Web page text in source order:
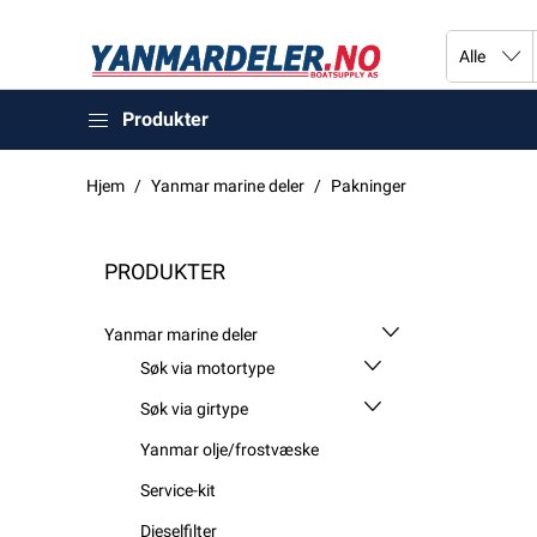
Produkter
Hjem Yanmar marine deler Pakninger
PRODUKTER
Yanmar marine deler
Søk via motortype
Søk via girtype
Yanmar olje/frostvæske
Service-kit
Dieselfilter